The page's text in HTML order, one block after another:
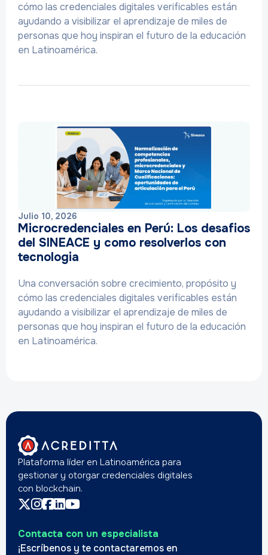
cómo las credenciales digitales verificables están
ayudando a visibilizar el aprendizaje de miles de
personas que hoy inspiran el futuro de la educación
en Latinoamérica.
Julio 10, 2026
Microcredenciales en Perú: Los desafios
del SINEACE y como resolverlos con
tecnologia
Una conversación sobre crecimiento, propósito y
cómo las credenciales digitales verificables están
ayudando a visibilizar el aprendizaje de miles de
personas que hoy inspiran el futuro de la educación
en Latinoamérica.
Plataforma líder en Latinoamérica para
gestionar y otorgar credenciales digitales
con blockchain.
Contacta con un especialista
¡Escríbenos y te contactaremos en